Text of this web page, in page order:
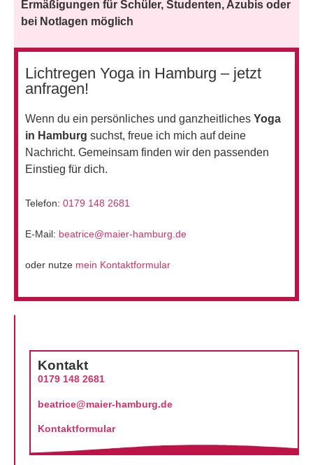
Ermäßigungen für Schüler, Studenten, Azubis oder
bei Notlagen möglich
Lichtregen Yoga in Hamburg – jetzt
anfragen!
Wenn du ein persönliches und ganzheitliches Yoga
in Hamburg suchst, freue ich mich auf deine
Nachricht. Gemeinsam finden wir den passenden
Einstieg für dich.
Telefon: 0179 148 2681
E-Mail: beatrice@maier-hamburg.de
oder nutze mein Kontaktformular
Kontakt
0179 148 2681
beatrice@maier-hamburg.de
Kontaktformular